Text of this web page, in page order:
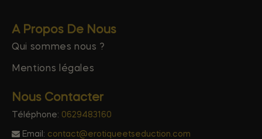
A Propos De Nous
Qui sommes nous ?
Mentions légales
Nous Contacter
Téléphone: 0629483160
Email: contact@erotiqueetseduction.com